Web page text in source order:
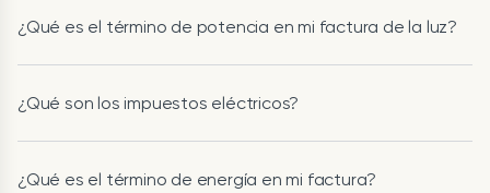
¿Qué es el término de potencia en mi factura de la luz?
¿Qué son los impuestos eléctricos?
¿Qué es el término de energía en mi factura?